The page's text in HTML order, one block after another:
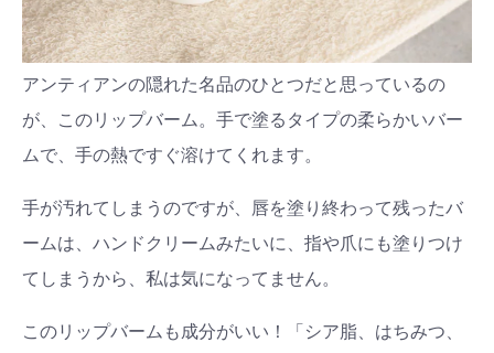
アンティアンの隠れた名品のひとつだと思っているの
が、このリップバーム。手で塗るタイプの柔らかいバー
ムで、手の熱ですぐ溶けてくれます。
手が汚れてしまうのですが、唇を塗り終わって残ったバ
ームは、ハンドクリームみたいに、指や爪にも塗りつけ
てしまうから、私は気になってません。
このリップバームも成分がいい！「シア脂、はちみつ、